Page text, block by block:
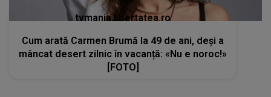
tvmania.libertatea.ro
Cum arată Carmen Brumă la 49 de ani, deși a
mâncat desert zilnic în vacanță: «Nu e noroc!»
[FOTO]